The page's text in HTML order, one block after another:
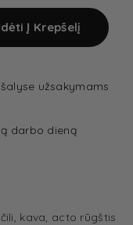
Į Krepšelį
užsakymams
darbo dieną
kava, acto rūgštis